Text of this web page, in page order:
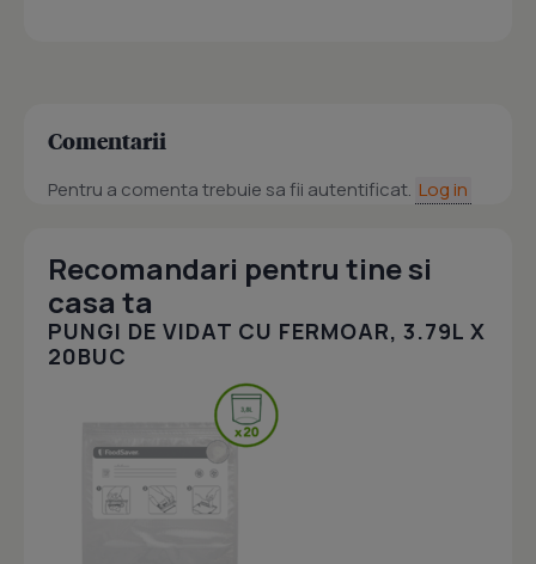
Comentarii
Pentru a comenta trebuie sa fii autentificat. Log in
Recomandari pentru tine si
casa ta
PUNGI DE VIDAT CU FERMOAR, 3.79L X
20BUC